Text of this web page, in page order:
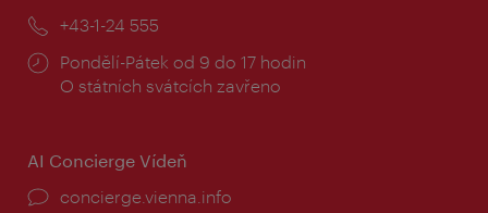
Telefon:
+43-1-24 555
Provozní
doba:
Pondělí-Pátek od 9 do 17 hodin
O státních svátcích zavřeno
AI Concierge Vídeň
concierge.vienna.info